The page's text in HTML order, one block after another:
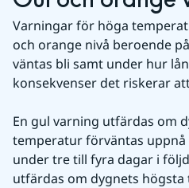
Varningar för höga
och orange nivå beroende
väntas bli samt under hur
konsekvenser det riskerar
En gul varning utfärdas om
temperatur förväntas
under tre till fyra dagar i
utfärdas om dygnets